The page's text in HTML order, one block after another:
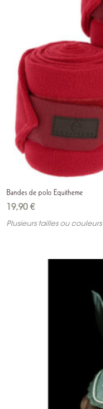
Bandes de polo Equitheme
19,90€
Plusieurs tailles ou couleurs